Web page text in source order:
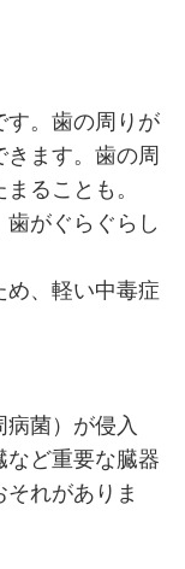
す。歯の周りが
ます。歯の周
ることも。
がぐらぐらし
め、軽い中毒症
菌）が侵入
など重要な臓器
れがありま